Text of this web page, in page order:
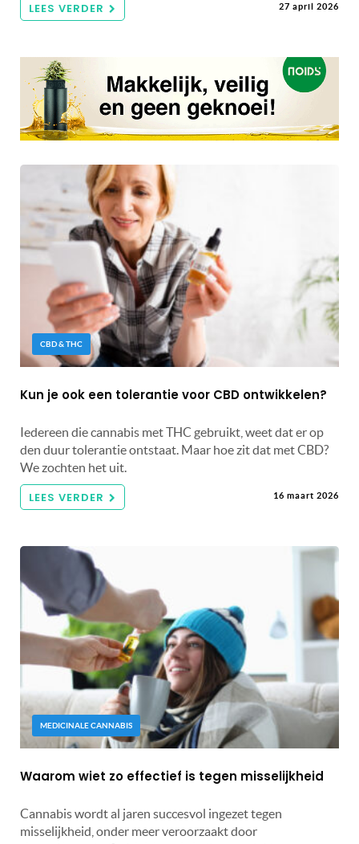
LEES VERDER 27 april 2026
CBD & THC
Kun je ook een tolerantie voor CBD ontwikkelen?
Iedereen die cannabis met THC gebruikt, weet dat er op
den duur tolerantie ontstaat. Maar hoe zit dat met CBD?
We zochten het uit.
LEES VERDER 16 maart 2026
MEDICINALE CANNABIS
Waarom wiet zo effectief is tegen misselijkheid
Cannabis wordt al jaren succesvol ingezet tegen
misselijkheid, onder meer veroorzaakt door